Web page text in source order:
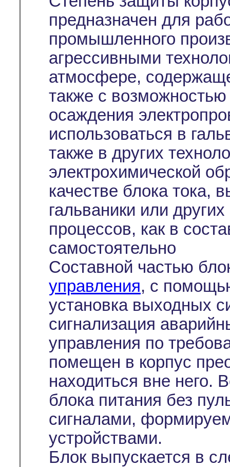
предназначен для
промышленного
агрессивными
атмосфере,
также с
осаждения
использоваться в
также в других
электрохимической
качестве блока тока,
гальваники или
процессов, как в
самостоятельно
Составной частью
управления, с
установка выходных
сигнализация
управления по
помещен в корпус
находиться вне него.
блока питания без
сигналами,
устройствами.
Блок выпускается в